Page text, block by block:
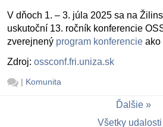
V dňoch 1. – 3. júla 2025 sa na
uskutoční 13. ročník konferencie
zverejnený program konferencie ako
Zdroj: ossconf.fri.uniza.sk
| Komunita
Ďalšie
Všetky udalosti